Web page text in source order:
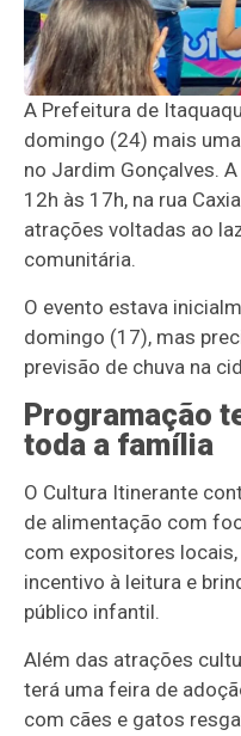
A Prefeitura de
domingo (24) mais
no Jardim Gonçalves.
12h às 17h, na rua
atrações voltadas ao
comunitária.
O evento estava
domingo (17), mas
previsão de chuva na
Programação
toda a família
O Cultura Itinerante
de alimentação com
com expositores
incentivo à leitura e
público infantil.
Além das atrações
terá uma feira de
com cães e gatos